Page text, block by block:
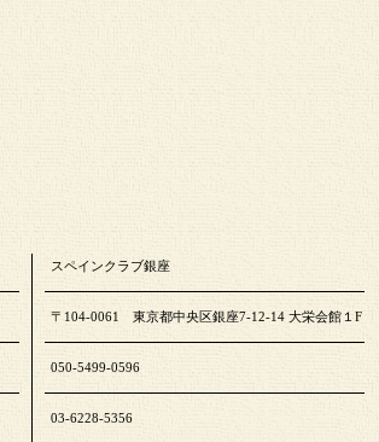
スペインクラブ銀座
〒104-0061 東京都中央区銀座7-12-14 大栄会館１F
050-5499-0596
03-6228-5356